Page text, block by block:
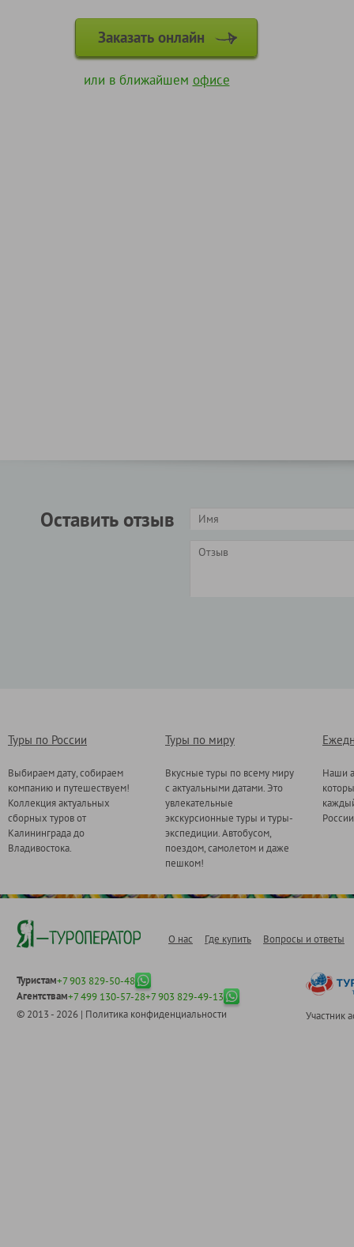
Заказать онлайн
или в ближайшем офисе
Оставить отзыв
Туры по России
Выбираем дату, собираем
компанию и путешествуем!
Коллекция актуальных
сборных туров от
Калининграда до
Владивостока.
Туры по миру
Вкусные туры по всему миру
с актуальными датами. Это
увлекательные
экскурсионные туры и туры-
экспедиции. Автобусом,
поездом, самолетом и даже
пешком!
Наши
О нас Где купить Вопросы и ответы
Туристам+7 903 829-50-48
Агентствам+7 499 130-57-28+7 903 829-49-13
© 2013 - 2026 | Политика конфиденциальности Участник